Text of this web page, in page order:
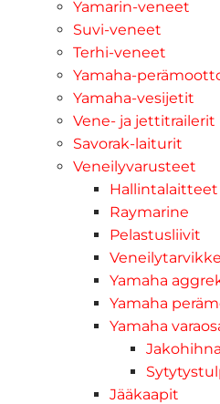
Yamarin-veneet
Suvi-veneet
Terhi-veneet
Yamaha-
Yamaha-vesijetit
Vene- ja jettitrailerit
Savorak-laiturit
Veneilyvarusteet
Hallintalaitteet
Raymarine
Pelastusliivit
Yamaha
Yamaha
Yamaha
Jääkaapit